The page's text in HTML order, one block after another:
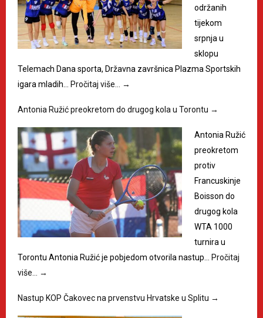
održanih
tijekom
srpnja u
sklopu
Telemach Dana sporta, Državna završnica Plazma Sportskih
igara mladih…
Pročitaj više… →
Antonia Ružić preokretom do drugog kola u Torontu →
Antonia Ružić
preokretom
protiv
Francuskinje
Boisson do
drugog kola
WTA 1000
turnira u
Torontu Antonia Ružić je pobjedom otvorila nastup…
Pročitaj
više…
→
Nastup KOP Čakovec na prvenstvu Hrvatske u Splitu →